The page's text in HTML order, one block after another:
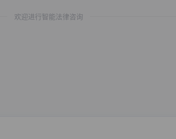
欢迎进行智能法律咨询